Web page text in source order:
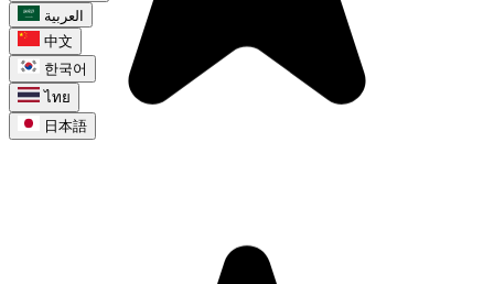
العربية
中文
한국어
ไทย
日本語